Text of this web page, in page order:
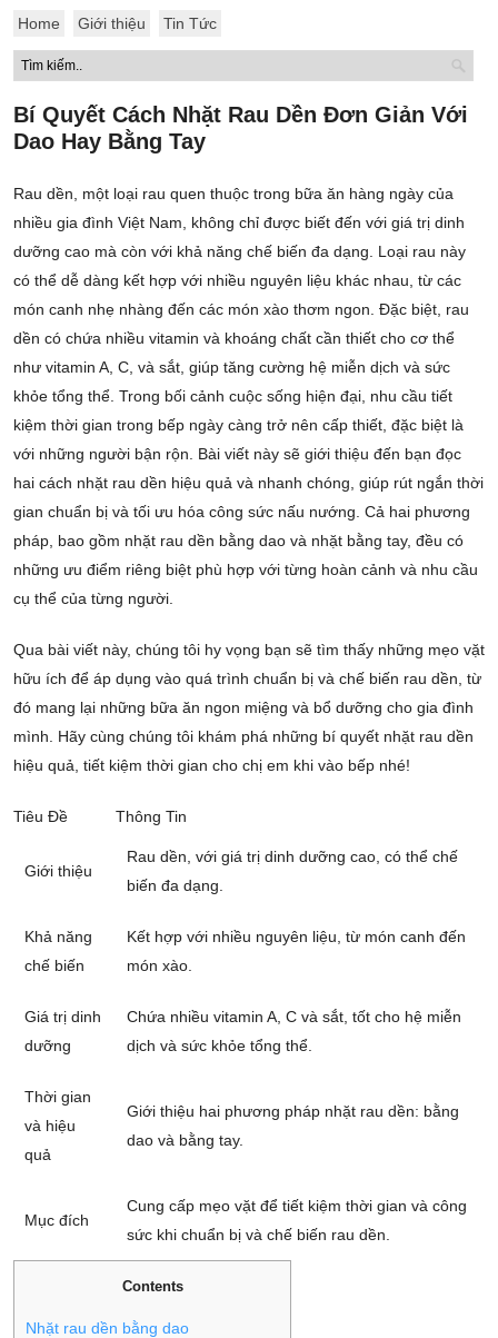
Home Giới thiệu Tin Tức
Bí Quyết Cách Nhặt Rau Dền Đơn Giản Với
Dao Hay Bằng Tay
Rau dền, một loại rau quen thuộc trong bữa ăn hàng ngày của
nhiều gia đình Việt Nam, không chỉ được biết đến với giá trị dinh
dưỡng cao mà còn với khả năng chế biến đa dạng. Loại rau này
có thể dễ dàng kết hợp với nhiều nguyên liệu khác nhau, từ các
món canh nhẹ nhàng đến các món xào thơm ngon. Đặc biệt, rau
dền có chứa nhiều vitamin và khoáng chất cần thiết cho cơ thể
như vitamin A, C, và sắt, giúp tăng cường hệ miễn dịch và sức
khỏe tổng thể. Trong bối cảnh cuộc sống hiện đại, nhu cầu tiết
kiệm thời gian trong bếp ngày càng trở nên cấp thiết, đặc biệt là
với những người bận rộn. Bài viết này sẽ giới thiệu đến bạn đọc
hai cách nhặt rau dền hiệu quả và nhanh chóng, giúp rút ngắn thời
gian chuẩn bị và tối ưu hóa công sức nấu nướng. Cả hai phương
pháp, bao gồm nhặt rau dền bằng dao và nhặt bằng tay, đều có
những ưu điểm riêng biệt phù hợp với từng hoàn cảnh và nhu cầu
cụ thể của từng người.
Qua bài viết này, chúng tôi hy vọng bạn sẽ tìm thấy những mẹo vặt
hữu ích để áp dụng vào quá trình chuẩn bị và chế biến rau dền, từ
đó mang lại những bữa ăn ngon miệng và bổ dưỡng cho gia đình
mình. Hãy cùng chúng tôi khám phá những bí quyết nhặt rau dền
hiệu quả, tiết kiệm thời gian cho chị em khi vào bếp nhé!
Tiêu Đề Thông Tin
Giới thiệu
Rau dền, với giá trị dinh dưỡng cao, có thể chế
biến đa dạng.
Khả năng
chế biến
Kết hợp với nhiều nguyên liệu, từ món canh đến
món xào.
Giá trị dinh
dưỡng
Chứa nhiều vitamin A, C và sắt, tốt cho hệ miễn
dịch và sức khỏe tổng thể.
Thời gian
và hiệu
quả
Giới thiệu hai phương pháp nhặt rau dền: bằng
dao và bằng tay.
Mục đích
Cung cấp mẹo vặt để tiết kiệm thời gian và công
sức khi chuẩn bị và chế biến rau dền.
Contents
Nhặt rau dền bằng dao